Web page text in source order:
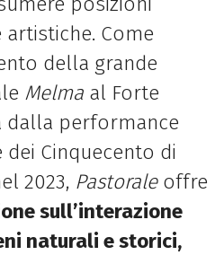
Come
della grande
Melma al Forte
dalla performance
dei Cinquecento di
2023, Pastorale offre
sull’interazione
naturali e storici,